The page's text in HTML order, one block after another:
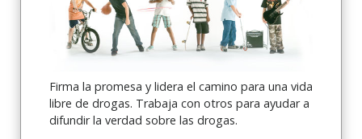
Firma la promesa y lidera el camino para una vida
libre de drogas. Trabaja con otros para ayudar a
difundir la verdad sobre las drogas.